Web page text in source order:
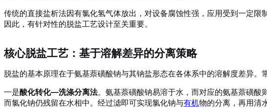
传统的直接盐析法因有氯化氢气体放出，对设备腐蚀性强，应用受到一定限
因此，有针对性的脱盐工艺设计至关重要。
核心脱盐工艺：基于溶解差异的分离策略
脱盐的基本原理在于氨基萘磺酸钠与其钠盐形态在各体系中的溶解度差异。
一是酸化转化—洗涤分离法。氨基萘磺酸钠易溶于水，而对应的氨基萘磺酸
而氯化钠仍残留在水相中。经过滤即可实现氯化钠与有机物的分离，再用清